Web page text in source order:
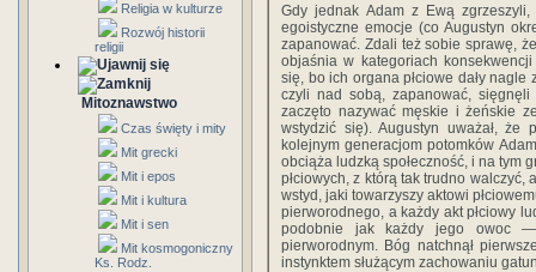
Religia w kulturze
Rozwój historii
religii
Mitoznawstwo
Czas święty i mity
Mit grecki
Mit i epos
Mit i kultura
Mit i sen
Mit kosmogoniczny
Ks. Rodz.
Gdy jednak Adam z Ewą
egoistyczne emocje (co Augustyn
zapanować. Zdali też sobie sprawę,
objaśnia w kategoriach
się, bo ich organa płciowe dały
czyli nad sobą, zapanować,
zaczęto nazywać męskie i żeńskie
wstydzić się). Augustyn uważał, że
kolejnym generacjom potomków
obciąża ludzką społeczność, i na tym
płciowych, z którą tak trudno
wstyd, jaki towarzyszy aktowi
pierworodnego, a każdy akt płciowy
podobnie jak każdy jego owoc
pierworodnym. Bóg natchnął
instynktem służącym zachowaniu